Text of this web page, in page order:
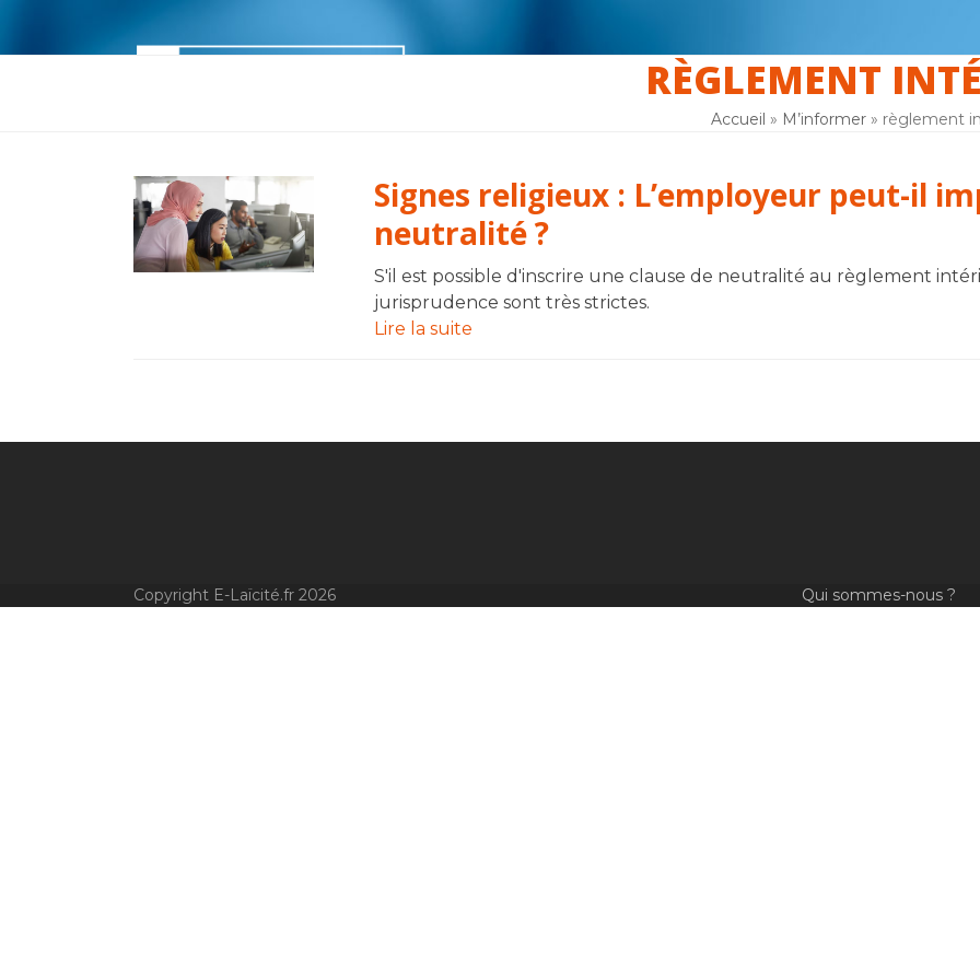
F.A.Q Inscription
RÈGLEMENT
Accueil » M’informer » règlement
Signes religieux : L’employeur peut-il
neutralité ?
S'il est possible d'inscrire une clause de neutralité au règlement
jurisprudence sont très strictes.
Lire la suite
Copyright E-Laïcité.fr 2026 Qui sommes-nous ?